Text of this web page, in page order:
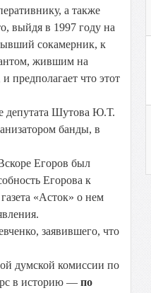
а также
выйдя в 1997 году на
сокамерник, к
жившим на
предполагает что этот
депутата Шутова Ю.Т.
банды, в
Егоров был
Егорова к
«Асток» о нем
заявившего, что
думской комиссии по
в историю — по